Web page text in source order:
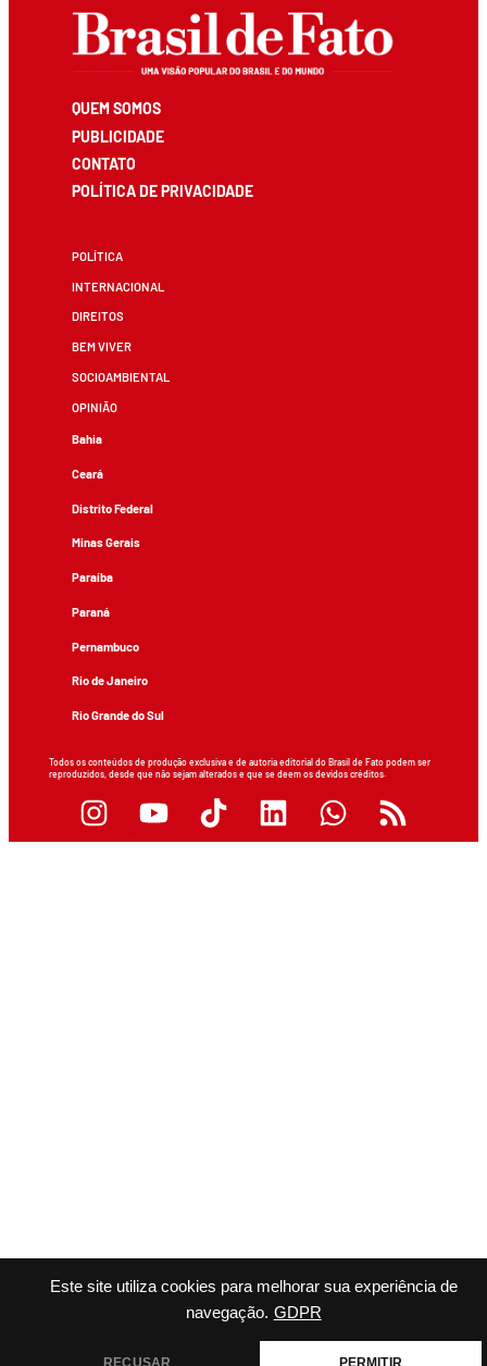
Este site utiliza cookies para melhorar sua experiência de
navegação. GDPR
RECUSAR PERMITIR
QUEM SOMOS
PUBLICIDADE
CONTATO
POLÍTICA DE PRIVACIDADE
POLÍTICA
INTERNACIONAL
DIREITOS
BEM VIVER
SOCIOAMBIENTAL
OPINIÃO
Bahia
Ceará
Distrito Federal
Minas Gerais
Paraíba
Paraná
Pernambuco
Rio de Janeiro
Rio Grande do Sul
Todos os conteúdos de produção exclusiva e de autoria editorial do Brasil de Fato podem ser
reproduzidos, desde que não sejam alterados e que se deem os devidos créditos.